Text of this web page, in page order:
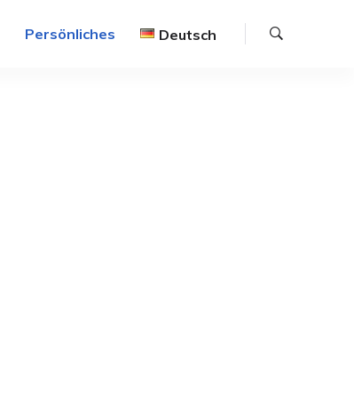
Persönliches Deutsch